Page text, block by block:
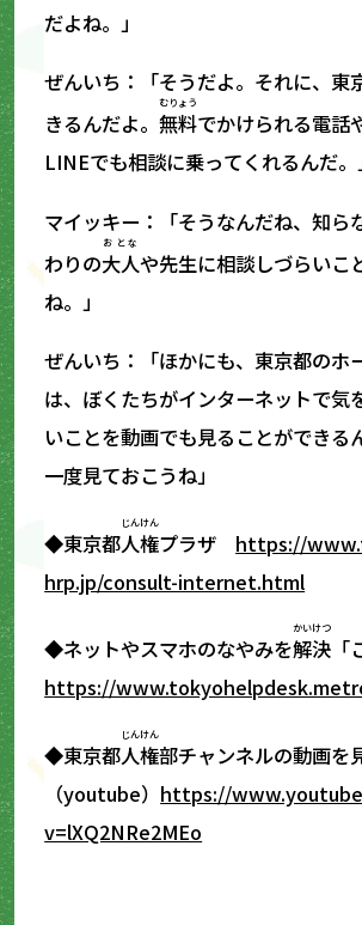
だよね。」
ぜんいち：「そうだよ。それに、東
きるんだよ。無料
むりょう
でかけられる電話
LINEでも相談に乗ってくれるんだ。
マイッキー：「そうなんだね、知ら
わりの大人
おとな
や先生に相談しづらいこ
ね。」
ぜんいち：「ほかにも、東京都のホ
は、ぼくたちがインターネットで気
いことを動画でも見ることができる
一度見ておこうね」
◆東京都人権
じんけん
プラザ https://
hrp.jp/consult-internet.html
◆ネットやスマホのなやみを解決
かいけつ
https://
◆東京都人権
じんけん
部チャンネルの動画を
（youtube） https://
v=lXQ2NRe2MEo